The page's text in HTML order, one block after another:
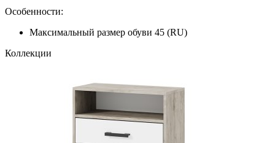
Особенности:
Максимальный размер обуви 45 (RU)
Коллекции